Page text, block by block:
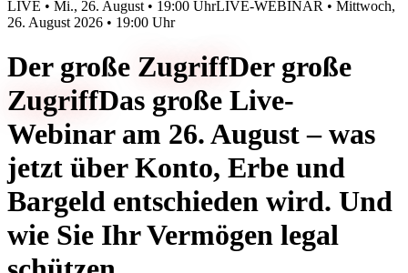
LIVE • Mi., 26. August • 19:00 UhrLIVE-WEBINAR • Mittwoch,
26. August 2026 • 19:00 Uhr
Der große ZugriffDer große
ZugriffDas große Live-
Webinar am 26. August – was
jetzt über Konto, Erbe und
Bargeld entschieden wird. Und
wie Sie Ihr Vermögen legal